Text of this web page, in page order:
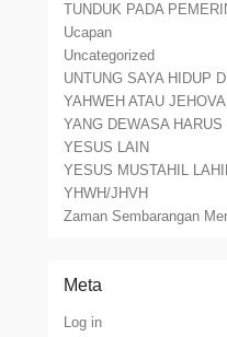
TUNDUK PADA
Ucapan
Uncategorized
UNTUNG SAYA HIDUP
YAHWEH ATAU
YANG DEWASA
YESUS LAIN
YESUS MUSTAHIL
YHWH/JHVH
Zaman Sembarangan
Meta
Log in